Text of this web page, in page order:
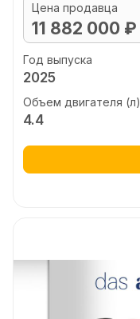
Цена продавца
11 882 000 ₽
Год выпуска
2025
Объем двигателя (л)
4.4